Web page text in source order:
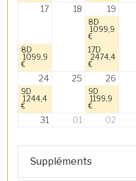
17
8D
1099,9
€
18 19
8D
1099,9
€
17D
2474,4
€
24
9D
1244,4
€
25 26
9D
1199,9
€
31 01 02
Suppléments